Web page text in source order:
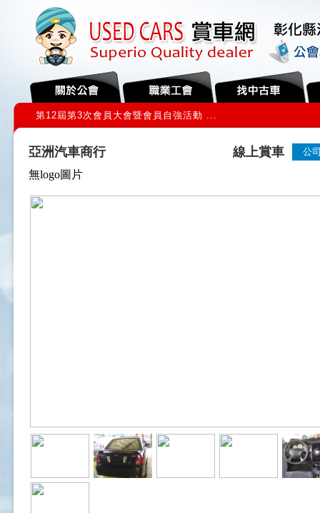
第12屆第3次會員大會暨會員自強活動 ...
亞洲汽車商行
無logo圖片
線上賞車 公